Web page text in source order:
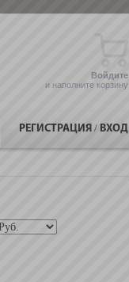
Войдите
и наполните корзину
РЕГИСТРАЦИЯ / ВХОД